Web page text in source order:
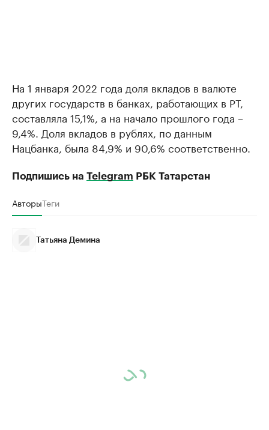
На 1 января 2022 года доля вкладов в валюте
других государств в банках, работающих в РТ,
составляла 15,1%, а на начало прошлого года –
9,4%. Доля вкладов в рублях, по данным
Нацбанка, была 84,9% и 90,6% соответственно.
Подпишись на Telegram РБК Татарстан
АвторыТеги
Татьяна Демина